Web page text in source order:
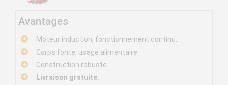
Avantages
Moteur induction, fonctionnement continu.
Corps fonte, usage alimentaire.
Construction robuste.
Livraison gratuite.